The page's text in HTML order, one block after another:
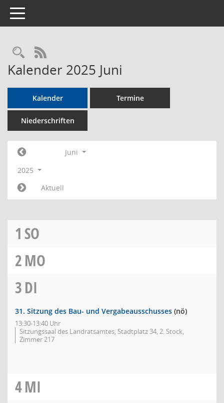
Toggle navigation
Rechercheauswahl
RSS-Feed
Kalender 2025 Juni
Kalender Termine
Niederschriften
Juni
2025
Aktuell
1 SO
2MO
3DI
31. Sitzung des Bau- und Vergabeausschusses (nö)
13:30-13:40 Uhr
Sitzungssaal des Landratsamtes, Stadtplatz 34, 2. Stock,
Zimmer 217
4MI